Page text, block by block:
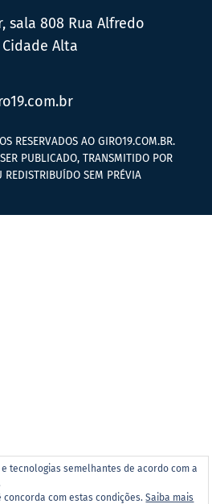
sala 808 Rua Alfredo
Alta
tecnologias semelhantes de acordo com a
concorda com estas condições.Saiba mais
RESERVADOS AO GIRO19.COM.BR.
PUBLICADO, TRANSMITIDO POR
REDISTRIBUÍDO SEM PRÉVIA